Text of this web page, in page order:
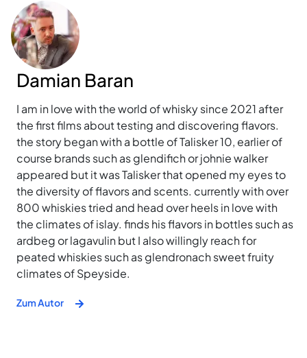
Damian Baran
I am in love with the world of whisky since 2021 after
the first films about testing and discovering flavors.
the story began with a bottle of Talisker 10, earlier of
course brands such as glendifich or johnie walker
appeared but it was Talisker that opened my eyes to
the diversity of flavors and scents. currently with over
800 whiskies tried and head over heels in love with
the climates of islay. finds his flavors in bottles such as
ardbeg or lagavulin but I also willingly reach for
peated whiskies such as glendronach sweet fruity
climates of Speyside.
Zum Autor